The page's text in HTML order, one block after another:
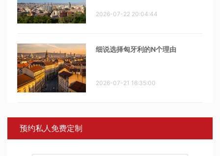
2026-07-22 20:04:44
细说选择匈牙利的N个理由
2026-07-21 16:35:00
预约私人免费定制